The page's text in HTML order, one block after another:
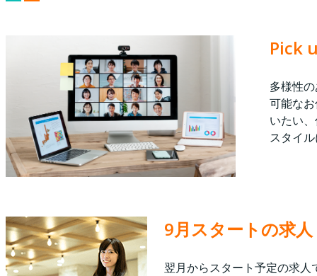
Pick
多様性
可能な
いたい
スタイ
9月スタートの求人
翌月からスタート予定の求人